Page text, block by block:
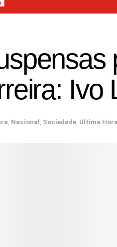
Ivo
, Nacional , Sociedade, Última Hora